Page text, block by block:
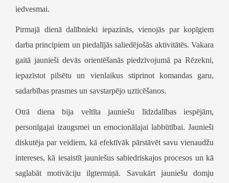
iedvesmai.
Pirmajā dienā dalībnieki iepazinās, vienojās par kopīgiem
darba principiem un piedalījās saliedējošās aktivitātēs. Vakara
gaitā jaunieši devās orientēšanās piedzīvojumā pa Rēzekni,
iepazīstot pilsētu un vienlaikus stiprinot komandas garu,
sadarbības prasmes un savstarpējo uzticēšanos.
Otrā diena bija veltīta jauniešu līdzdalības iespējām,
personīgajai izaugsmei un emocionālajai labbūtībai. Jaunieši
diskutēja par veidiem, kā efektīvāk pārstāvēt savu vienaudžu
intereses, kā iesaistīt jauniešus sabiedriskajos procesos un kā
saglabāt motivāciju ilgtermiņā. Savukārt jauniešu domju